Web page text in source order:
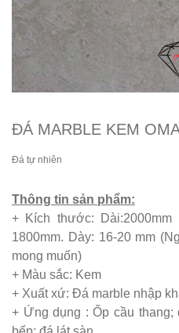
ĐÁ MARBLE KEM
Đá tự nhiên
Thông tin sản phẩm:
+ Kích thước: Dài:2000mm
1800mm. Dày: 16-20 mm
mong muốn)
+ Màu sắc: Kem
+ Xuất xứ: Đá marble nhập
+ Ứng dụng : Ốp cầu